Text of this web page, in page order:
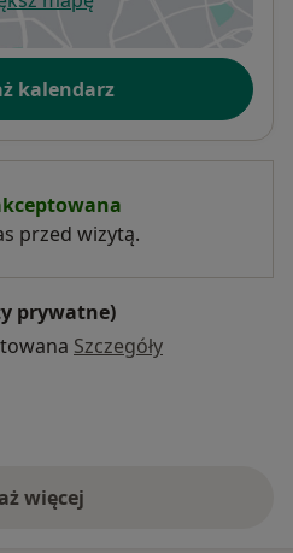
otwiera się w nowej karcie
kalendarz
przed wizytą.
prywatne)
Szczegóły
więcej
o adresie